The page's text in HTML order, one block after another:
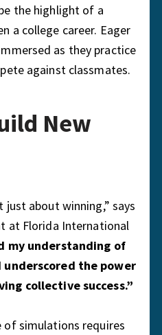
the highlight of a
a college career. Eager
as they practice
against classmates.
New
just about winning,” says
at Florida International
my understanding of
the power
collective success.”
simulations requires